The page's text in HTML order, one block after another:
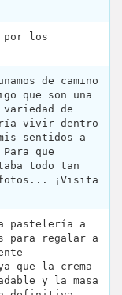
por los
de camino
que son una
de
vivir dentro
sentidos a
que
todo tan
fotos... ¡Visita
pastelería a
para regalar a
que la crema
y la masa